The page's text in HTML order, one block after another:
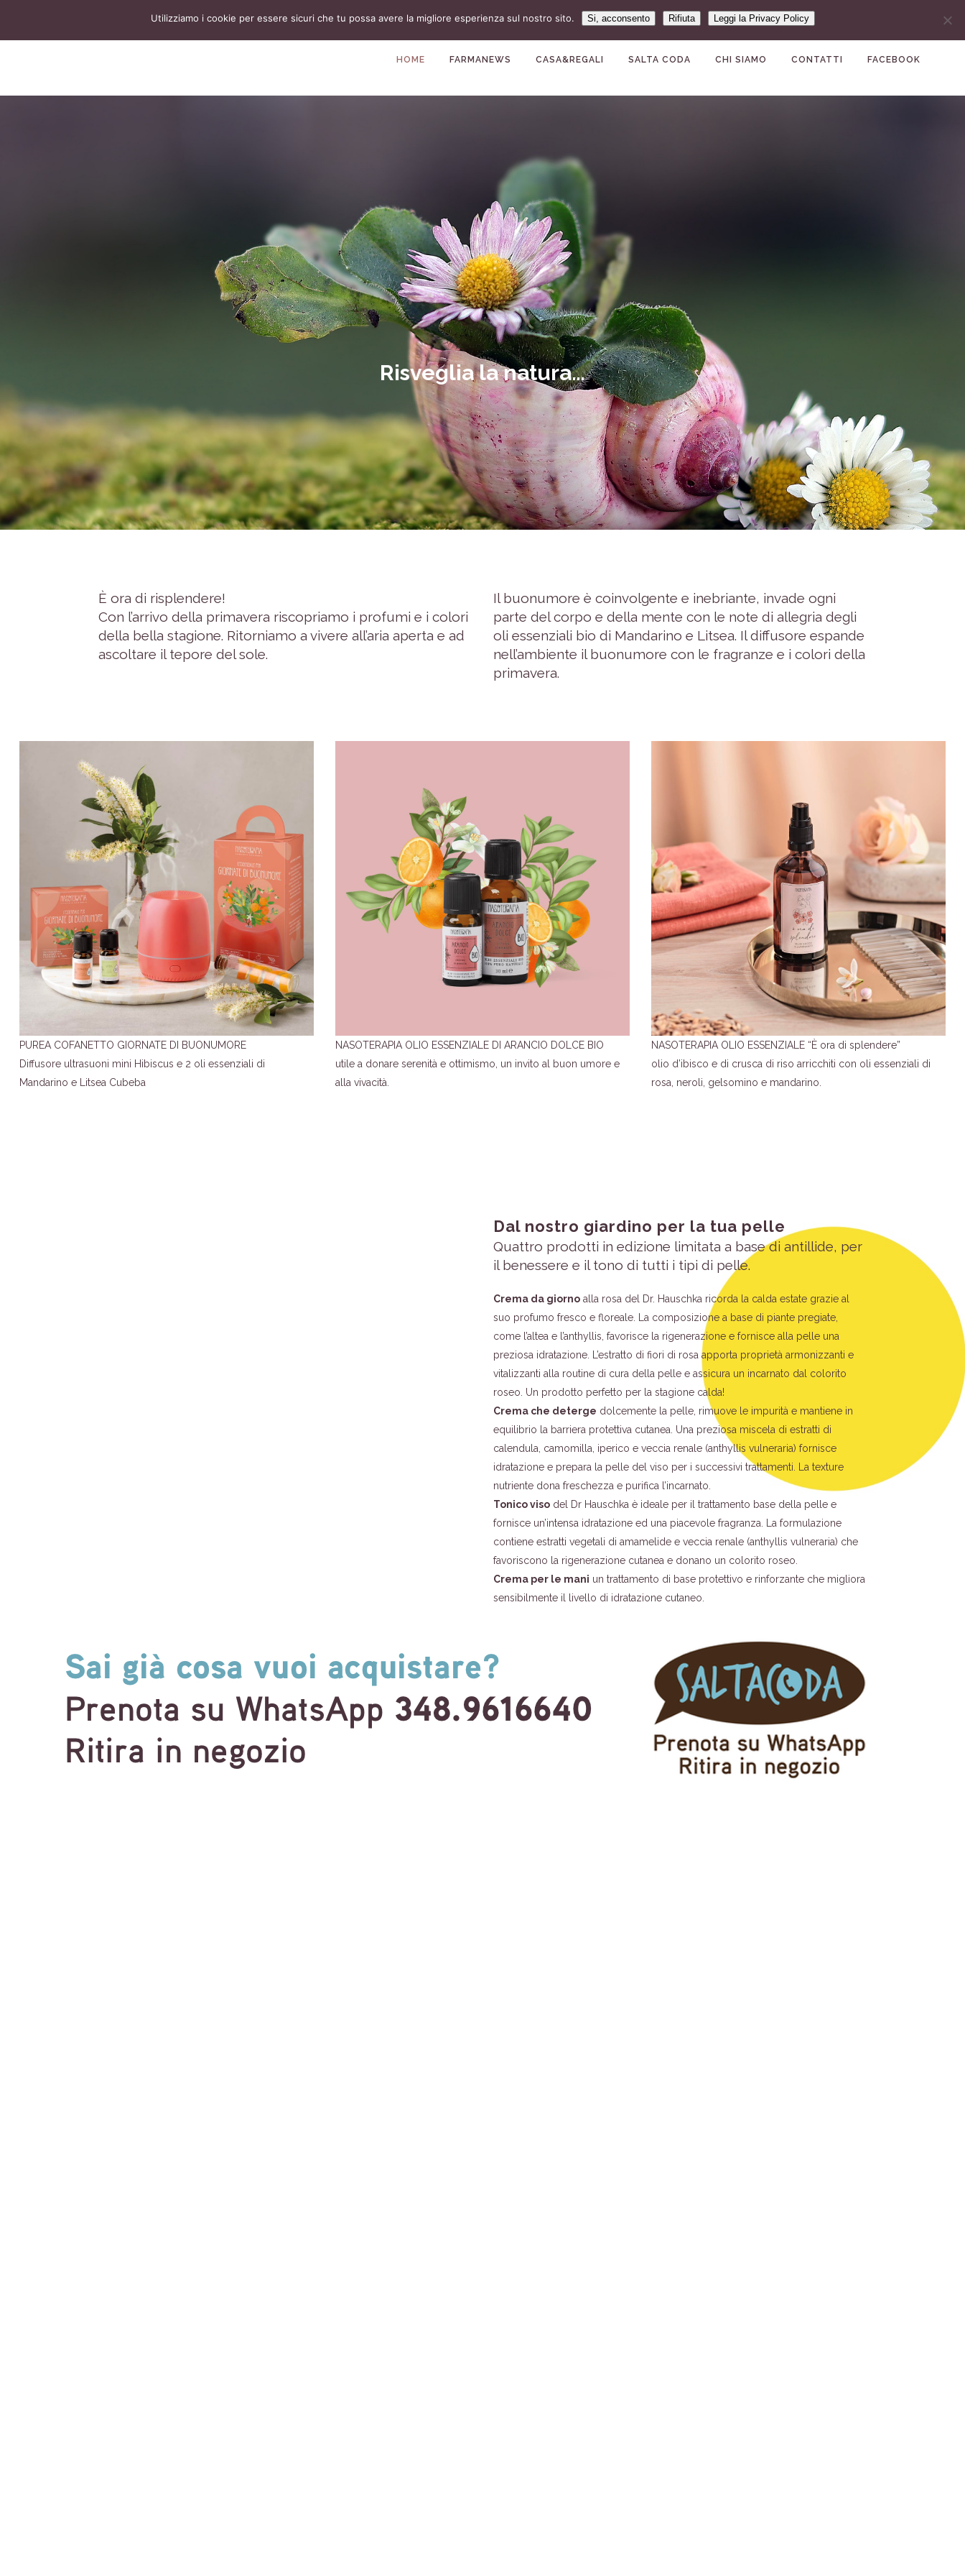
HOME FARMANEWS CASA&REGALI SALTA CODA CHI SIAMO CONTATTI FACEBOOK
Risveglia la natura…
È ora di risplendere!
Con l’arrivo della primavera riscopriamo i profumi e i colori
della bella stagione. Ritorniamo a vivere all’aria aperta e ad
ascoltare il tepore del sole.
Il buonumore è coinvolgente e inebriante, invade ogni
parte del corpo e della mente con le note di allegria degli
oli essenziali bio di Mandarino e Litsea. Il diffusore espande
nell’ambiente il buonumore con le fragranze e i colori della
primavera.
PUREA COFANETTO GIORNATE DI BUONUMORE
Diffusore ultrasuoni mini Hibiscus e 2 oli essenziali di
Mandarino e Litsea Cubeba
NASOTERAPIA OLIO ESSENZIALE DI ARANCIO DOLCE BIO
utile a donare serenità e ottimismo, un invito al buon umore e
alla vivacità.
NASOTERAPIA OLIO ESSENZIALE “È ora di splendere”
olio d’ibisco e di crusca di riso arricchiti con oli essenziali di
rosa, neroli, gelsomino e mandarino.
Dal nostro giardino per la tua pelle
Quattro prodotti in edizione limitata a base di antillide, per
il benessere e il tono di tutti i tipi di pelle.
Crema da giorno alla rosa del Dr. Hauschka ricorda la calda estate grazie al
suo profumo fresco e floreale. La composizione a base di piante pregiate,
come l’altea e l’anthyllis, favorisce la rigenerazione e fornisce alla pelle una
preziosa idratazione. L’estratto di fiori di rosa apporta proprietà armonizzanti e
vitalizzanti alla routine di cura della pelle e assicura un incarnato dal colorito
roseo. Un prodotto perfetto per la stagione calda!
Crema che deterge dolcemente la pelle, rimuove le impurità e mantiene in
equilibrio la barriera protettiva cutanea. Una preziosa miscela di estratti di
calendula, camomilla, iperico e veccia renale (anthyllis vulneraria) fornisce
idratazione e prepara la pelle del viso per i successivi trattamenti. La texture
nutriente dona freschezza e purifica l’incarnato.
Tonico viso del Dr Hauschka è ideale per il trattamento base della pelle e
fornisce un’intensa idratazione ed una piacevole fragranza. La formulazione
contiene estratti vegetali di amamelide e veccia renale (anthyllis vulneraria) che
favoriscono la rigenerazione cutanea e donano un colorito roseo.
Crema per le mani un trattamento di base protettivo e rinforzante che migliora
sensibilmente il livello di idratazione cutaneo.
Utilizziamo i cookie per essere sicuri che tu possa avere la migliore esperienza sul nostro sito. Si, acconsento Rifiuta Leggi la Privacy Policy